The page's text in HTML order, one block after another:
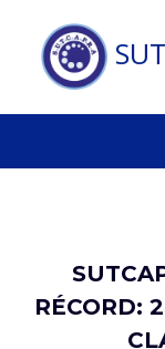
RÉCORD: